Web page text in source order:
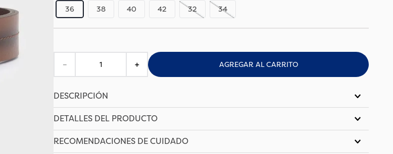
32 34
36 38 40 42
＋
－ AGREGAR AL CARRITO
DESCRIPCIÓN
DETALLES DEL PRODUCTO
RECOMENDACIONES DE CUIDADO